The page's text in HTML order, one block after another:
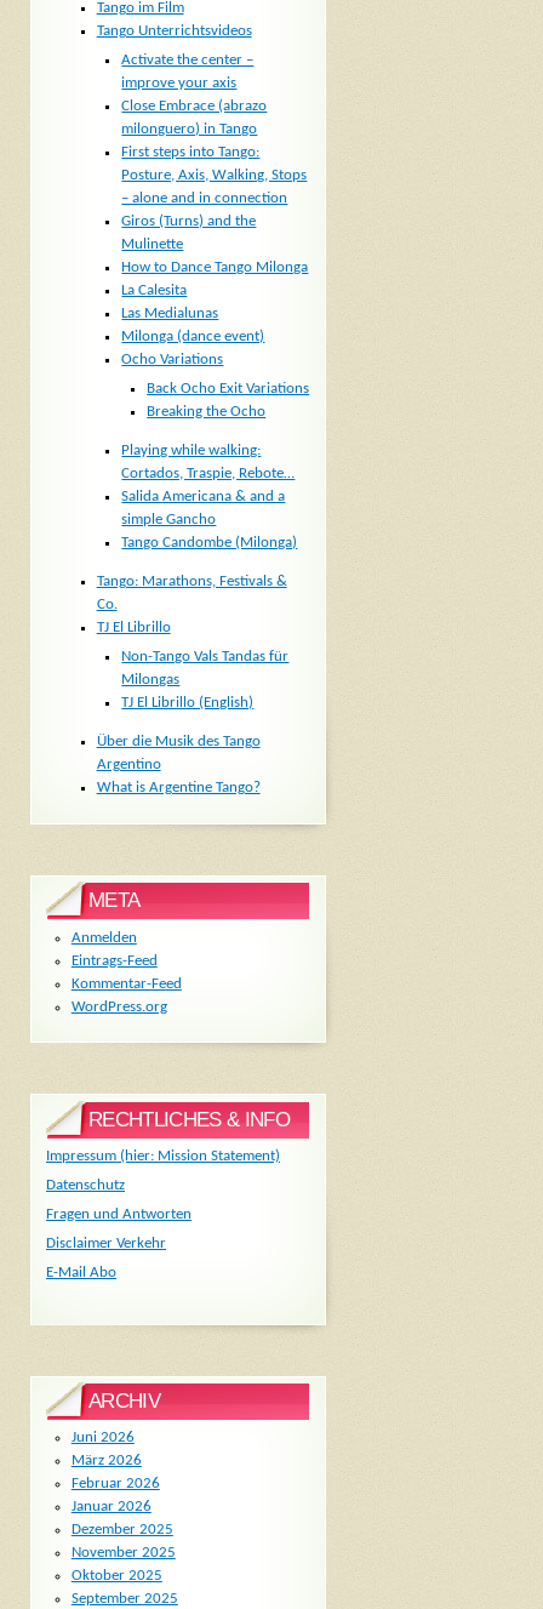
Tango im Film
Tango Unterrichtsvideos
Activate the center –
improve your axis
Close Embrace (abrazo
milonguero) in Tango
First steps into Tango:
Posture, Axis, Walking, Stops
– alone and in connection
Giros (Turns) and the
Mulinette
How to Dance Tango Milonga
La Calesita
Las Medialunas
Milonga (dance event)
Ocho Variations
Back Ocho Exit Variations
Breaking the Ocho
Playing while walking:
Cortados, Traspie, Rebote…
Salida Americana & and a
simple Gancho
Tango Candombe (Milonga)
Tango: Marathons, Festivals &
Co.
TJ El Librillo
Non-Tango Vals Tandas für
Milongas
TJ El Librillo (English)
Über die Musik des Tango
Argentino
What is Argentine Tango?
META
Anmelden
Eintrags-Feed
Kommentar-Feed
WordPress.org
RECHTLICHES & INFO
Impressum (hier: Mission Statement)
Datenschutz
Fragen und Antworten
Disclaimer Verkehr
E-Mail Abo
ARCHIV
Juni 2026
März 2026
Februar 2026
Januar 2026
Dezember 2025
November 2025
Oktober 2025
September 2025